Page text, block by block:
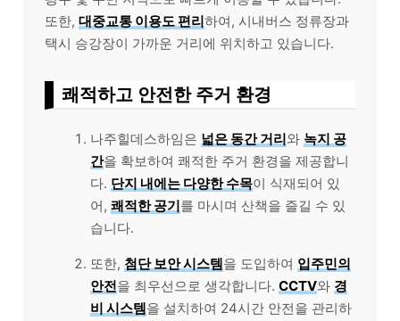
또한, 대중교통 이용도 편리하여, 시내버스 정류장과
택시 승강장이 가까운 거리에 위치하고 있습니다.
쾌적하고 안전한 주거 환경
나주힐데스하임은 넓은 동간 거리와 녹지 공
간을 확보하여 쾌적한 주거 환경을 제공합니
다. 단지 내에는 다양한 수목이 식재되어 있
어, 쾌적한 공기를 마시며 산책을 즐길 수 있
습니다.
또한, 첨단 보안 시스템을 도입하여 입주민의
안전을 최우선으로 생각합니다. CCTV와 경
비 시스템을 설치하여 24시간 안전을 관리하